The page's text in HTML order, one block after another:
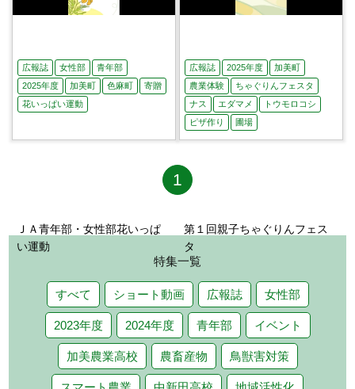
広報誌 女性部
青年部
2025年度
加美町 色麻町
寄贈
花いっぱい運動
ＪＡ青年部・女性部花いっぱ
い運動
広報誌 2025年度
加美町
農業体験
ちゃぐりんフェスタ
ナス
エダマメ
トウモロコシ
ピザ作り
圃場
第１回親子ちゃぐりんフェス
タ
1
特集一覧
すべて ショート動画 広報誌 女性部
2023年度 2024年度 青年部 イベント
加美農業高校 農畜産物 鳥獣害対策